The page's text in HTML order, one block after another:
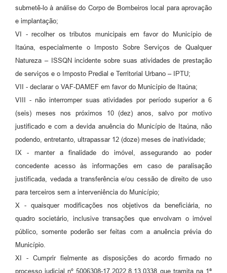
submetê-lo à análise do Corpo de Bombeiros local para aprovação
e implantação;
VI - recolher os tributos municipais em favor do Município de
Itaúna, especialmente o Imposto Sobre Serviços de Qualquer
Natureza – ISSQN incidente sobre suas atividades de prestação
de serviços e o Imposto Predial e Territorial Urbano – IPTU;
VII - declarar o VAF-DAMEF em favor do Município de Itaúna;
VIII - não interromper suas atividades por período superior a 6
(seis) meses nos próximos 10 (dez) anos, salvo por motivo
justificado e com a devida anuência do Município de Itaúna, não
podendo, entretanto, ultrapassar 12 (doze) meses de inatividade;
IX - manter a finalidade do imóvel, assegurando ao poder
concedente acesso às informações em caso de paralisação
justificada, vedada a transferência e/ou cessão de direito de uso
para terceiros sem a interveniência do Município;
X - quaisquer modificações nos objetivos da beneficiária, no
quadro societário, inclusive transações que envolvam o imóvel
público, somente poderão ser feitas com a anuência prévia do
Município.
XI - Cumprir fielmente as disposições do acordo firmado no
processo judicial nº 5006308-17.2022.8.13.0338 que tramita na 1ª